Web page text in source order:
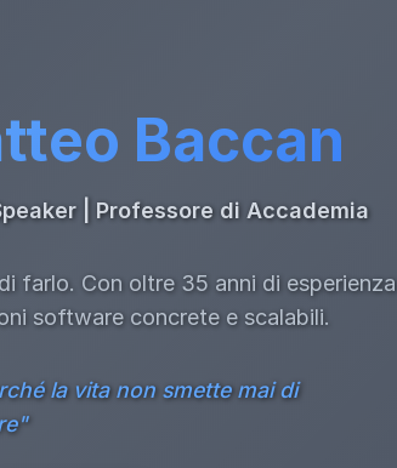
Baccan
| Professore di Accademia
farlo. Con oltre 35 anni di esperienza
software concrete e scalabili.
la vita non smette mai di